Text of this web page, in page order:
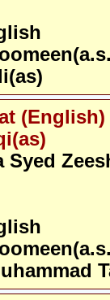
(English)
Syed